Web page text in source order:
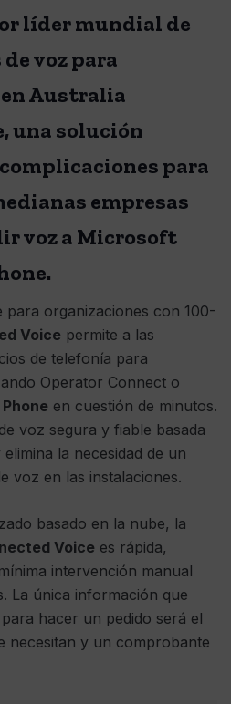
líder mundial de
voz para
Australia
una solución
para
empresas
voz a Microsoft
para organizaciones con 100-
Voice permite a las
de telefonía para
Operator Connect o
en cuestión de minutos.
voz segura y fiable basada
la necesidad de un
voz en las instalaciones.
basado en la nube, la
Voice es rápida,
intervención manual
La única información que
hacer un pedido será el
necesitan y un comprobante